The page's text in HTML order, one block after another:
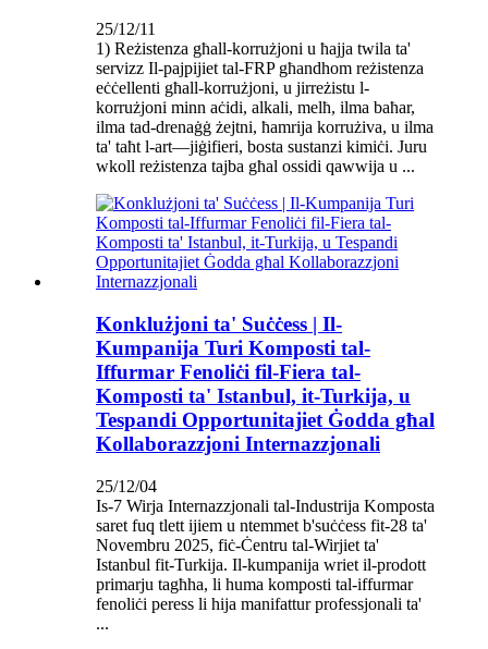
25/12/11
1) Reżistenza għall-korrużjoni u ħajja twila ta'
servizz Il-pajpijiet tal-FRP għandhom reżistenza
eċċellenti għall-korrużjoni, u jirreżistu l-
korrużjoni minn aċidi, alkali, melħ, ilma baħar,
ilma tad-drenaġġ żejtni, ħamrija korrużiva, u ilma
ta' taħt l-art—jiġifieri, bosta sustanzi kimiċi. Juru
wkoll reżistenza tajba għal ossidi qawwija u ...
Konklużjoni ta' Suċċess | Il-
Kumpanija Turi Komposti tal-
Iffurmar Fenoliċi fil-Fiera tal-
Komposti ta' Istanbul, it-Turkija, u
Tespandi Opportunitajiet Ġodda għal
Kollaborazzjoni Internazzjonali
25/12/04
Is-7 Wirja Internazzjonali tal-Industrija Komposta
saret fuq tlett ijiem u ntemmet b'suċċess fit-28 ta'
Novembru 2025, fiċ-Ċentru tal-Wirjiet ta'
Istanbul fit-Turkija. Il-kumpanija wriet il-prodott
primarju tagħha, li huma komposti tal-iffurmar
fenoliċi peress li hija manifattur professjonali ta'
...